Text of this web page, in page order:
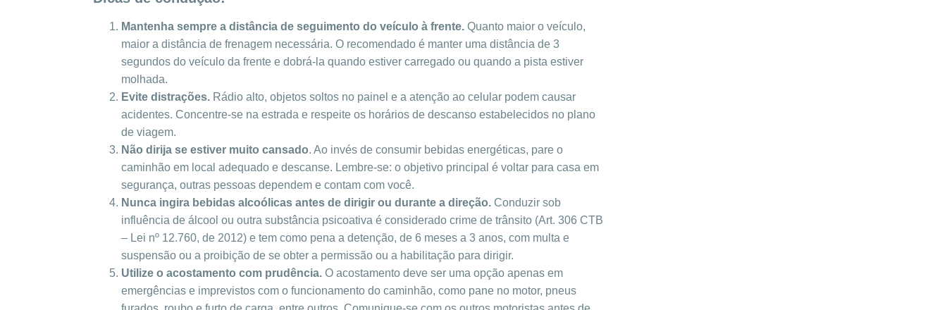
Mantenha sempre a distância de seguimento do veículo à frente. Quanto maior o veículo,
maior a distância de frenagem necessária. O recomendado é manter uma distância de 3
segundos do veículo da frente e dobrá-la quando estiver carregado ou quando a pista estiver
molhada.
Evite distrações. Rádio alto, objetos soltos no painel e a atenção ao celular podem causar
acidentes. Concentre-se na estrada e respeite os horários de descanso estabelecidos no plano
de viagem.
Não dirija se estiver muito cansado. Ao invés de consumir bebidas energéticas, pare o
caminhão em local adequado e descanse. Lembre-se: o objetivo principal é voltar para casa em
segurança, outras pessoas dependem e contam com você.
Nunca ingira bebidas alcoólicas antes de dirigir ou durante a direção. Conduzir sob
influência de álcool ou outra substância psicoativa é considerado crime de trânsito (Art. 306 CTB
– Lei nº 12.760, de 2012) e tem como pena a detenção, de 6 meses a 3 anos, com multa e
suspensão ou a proibição de se obter a permissão ou a habilitação para dirigir.
Utilize o acostamento com prudência. O acostamento deve ser uma opção apenas em
emergências e imprevistos com o funcionamento do caminhão, como pane no motor, pneus